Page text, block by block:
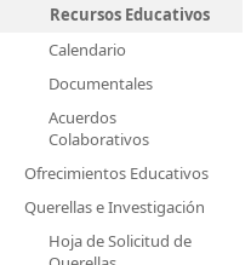
Recursos Educativos
Calendario
Documentales
Acuerdos
Colaborativos
Ofrecimientos Educativos
Querellas e Investigación
Hoja de Solicitud de